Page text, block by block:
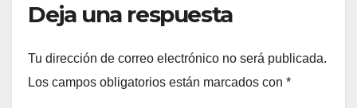
Deja una respuesta
Tu dirección de correo electrónico no será publicada.
Los campos obligatorios están marcados con *